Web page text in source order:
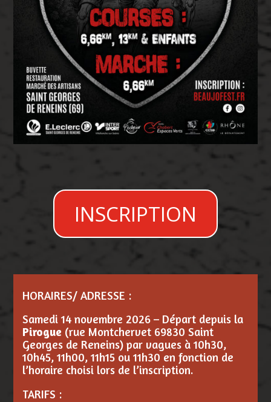
INSCRIPTION
HORAIRES/ ADRESSE :
Samedi 14 novembre 2026 – Départ depuis la
Pirogue (rue Montchervet 69830 Saint
Georges de Reneins) par vagues à 10h30,
10h45, 11h00, 11h15 ou 11h30 en fonction de
l’horaire choisi lors de l’inscription.
TARIFS :